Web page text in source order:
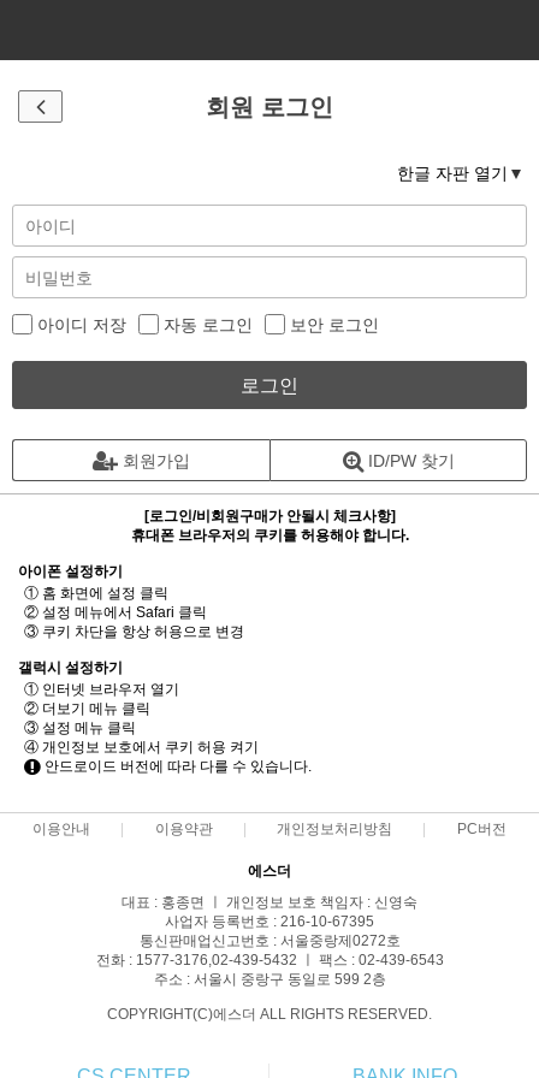
회원 로그인
한글 자판 열기
아이디 저장 자동 로그인 보안 로그인
로그인
회원가입 ID/PW 찾기
[로그인/비회원구매가 안될시 체크사항]
휴대폰 브라우저의 쿠키를 허용해야 합니다.
아이폰 설정하기
① 홈 화면에 설정 클릭
② 설정 메뉴에서 Safari 클릭
③ 쿠키 차단을 항상 허용으로 변경
갤럭시 설정하기
① 인터넷 브라우저 열기
② 더보기 메뉴 클릭
③ 설정 메뉴 클릭
④ 개인정보 보호에서 쿠키 허용 켜기
안드로이드 버전에 따라 다를 수 있습니다.
이용안내 이용약관 개인정보처리방침 PC버전
에스더
대표 : 홍종면 ㅣ 개인정보 보호 책임자 : 신영숙
사업자 등록번호 : 216-10-67395
통신판매업신고번호 : 서울중랑제0272호
전화 : 1577-3176,02-439-5432 ㅣ 팩스 : 02-439-6543
주소 : 서울시 중랑구 동일로 599 2층
COPYRIGHT(C)에스더 ALL RIGHTS RESERVED.